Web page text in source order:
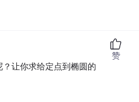
让你求给定点到椭圆的
赞